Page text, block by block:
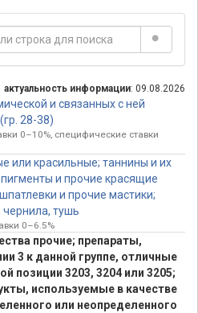
актуальность информации: 09.08.2026
и связанных с ней
28-38)
0–10%, специфические ставки
или красильные; таннины и их
и прочие красящие
и прочие мастики;
чернила, тушь
0–6.5%
прочие; препараты,
3 к данной группе, отличные
позиции 3203, 3204 или 3205;
используемые в качестве
или неопределенного